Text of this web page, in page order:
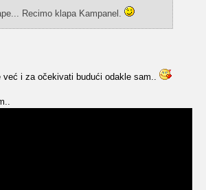
Recimo klapa Kampanel.
i za očekivati budući odakle sam..